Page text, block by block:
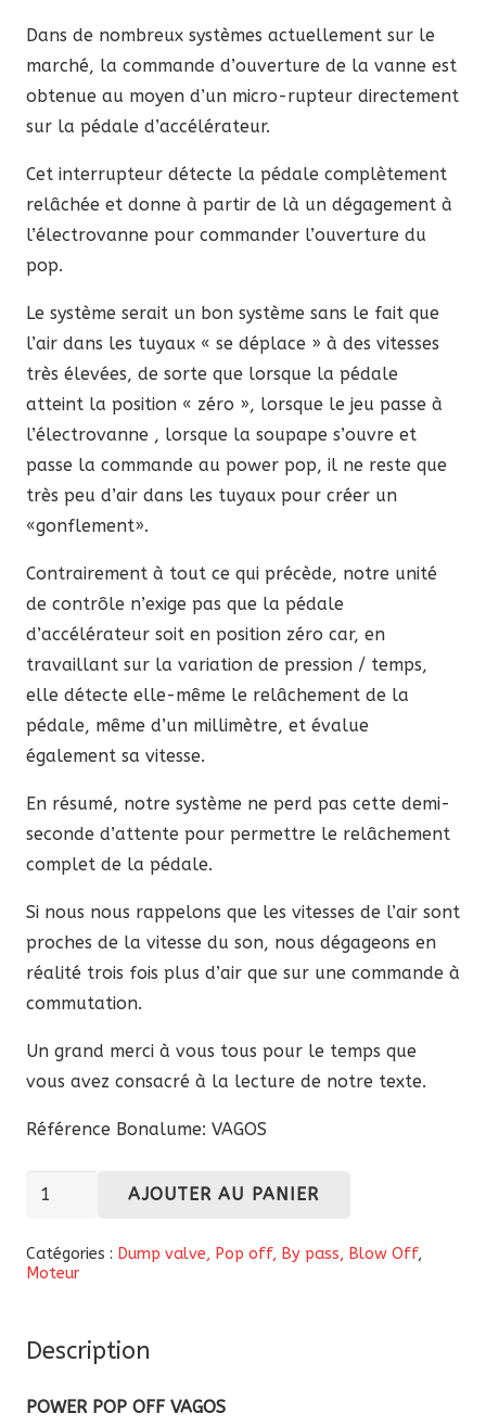
Dans de nombreux systèmes actuellement sur le
marché, la commande d’ouverture de la vanne est
obtenue au moyen d’un micro-rupteur directement
sur la pédale d’accélérateur.
Cet interrupteur détecte la pédale complètement
relâchée et donne à partir de là un dégagement à
l’électrovanne pour commander l’ouverture du
pop.
Le système serait un bon système sans le fait que
l’air dans les tuyaux « se déplace » à des vitesses
très élevées, de sorte que lorsque la pédale
atteint la position « zéro », lorsque le jeu passe à
l’électrovanne , lorsque la soupape s’ouvre et
passe la commande au power pop, il ne reste que
très peu d’air dans les tuyaux pour créer un
«gonflement».
Contrairement à tout ce qui précède, notre unité
de contrôle n’exige pas que la pédale
d’accélérateur soit en position zéro car, en
travaillant sur la variation de pression / temps,
elle détecte elle-même le relâchement de la
pédale, même d’un millimètre, et évalue
également sa vitesse.
En résumé, notre système ne perd pas cette demi-
seconde d’attente pour permettre le relâchement
complet de la pédale.
Si nous nous rappelons que les vitesses de l’air sont
proches de la vitesse du son, nous dégageons en
réalité trois fois plus d’air que sur une commande à
commutation.
Un grand merci à vous tous pour le temps que
vous avez consacré à la lecture de notre texte.
Référence Bonalume: VAGOS
quantité
Pop
Off
(VAG/OPEL/SAAB/MITSUBISHI)
AJOUTER AU PANIER
Catégories : Dump valve, Pop off, By pass, Blow Off,
Moteur
Description
POWER POP OFF VAGOS